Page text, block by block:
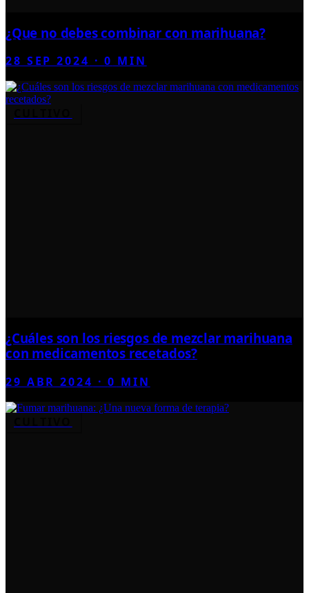
¿Que no debes combinar con marihuana?
28 SEP 2024 ·0 MIN
¿Cuáles son los riesgos de mezclar marihuana
con medicamentos recetados?
29 ABR 2024 ·0 MIN